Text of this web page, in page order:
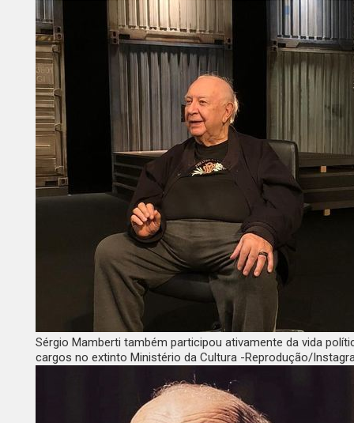
Sérgio Mamberti também participou ativamente da vida
cargos no extinto Ministério da Cultura -Reprodução/